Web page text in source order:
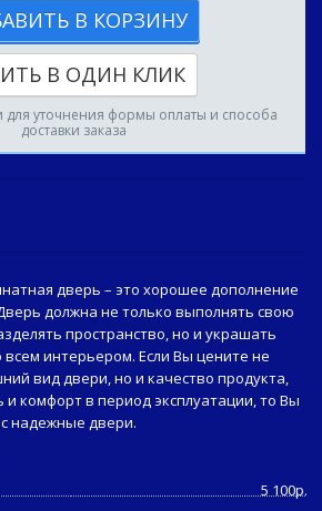
В КОРЗИНУ
В ОДИН КЛИК
для уточнения формы оплаты и способа
доставки заказа
дверь – это хорошее дополнение
должна не только выполнять свою
пространство, но и украшать
всем интерьером. Если Вы цените не
вид двери, но и качество продукта,
и комфорт в период эксплуатации, то Вы
надежные двери.
5 100р.